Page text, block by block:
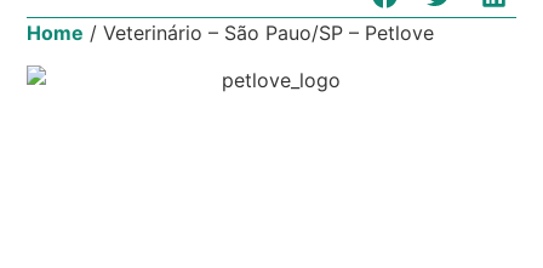
Home /Veterinário – São Pauo/SP – Petlove